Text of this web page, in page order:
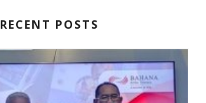
RECENT POSTS